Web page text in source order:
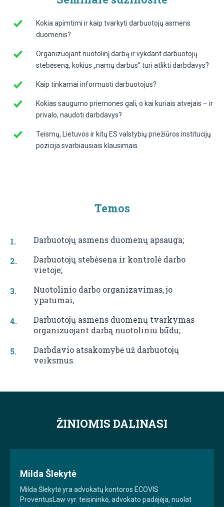
Kokia apimtimi ir kaip tvarkyti darbuotojų asmens
duomenis?
Organizuojant nuotolinį darbą ir vykdant darbuotojų
stebėseną, kokius „namų darbus“ turi atlikti darbdavys?
Kaip tinkamai informuoti darbuotojus?
Kokias saugumo priemones gali, o kai kuriais atvejais – ir
privalo, naudoti darbdavys?
Teismų, Lietuvos ir kitų ES valstybių priežiūros institucijų
pozicija svarbiausiais klausimais.
Temos
Darbuotojų asmens duomenų apsauga;
Darbuotojų stebėsena ir kontrolė darbo
vietoje;
Nuotolinio darbo organizavimas, jo
ypatumai;
Darbuotojų asmens duomenų tvarkymas
organizuojant darbą nuotoliniu būdu;
Darbdavio atsakomybė už darbuotojų
veiksmus.
ŽINIOMIS DALINASI
Milda Šlekytė
Milda Šlekytė yra advokatų kontoros ECOVIS
ProventusLaw vyr. teisininkė, advokato padėjėja, nuolat